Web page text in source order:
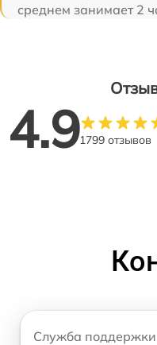
среднем занимает 2
4.91799 отзывов
Служба поддержки